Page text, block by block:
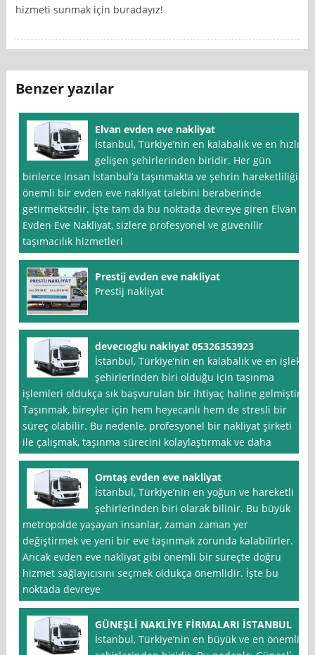
hizmeti sunmak için buradayız!
Benzer yazılar
Elvan evden eve nakliyat
İstanbul, Türkiye’nin en kalabalık ve en hızlı
gelişen şehirlerinden biridir. Her gün
binlerce insan İstanbul’a taşınmakta ve şehrin hareketliliği
önemli bir evden eve nakliyat talebini beraberinde
getirmektedir. İşte tam da bu noktada devreye giren Elvan
Evden Eve Nakliyat, sizlere profesyonel ve güvenilir
taşımacılık hizmetleri
Prestij evden eve nakliyat
Prestij nakliyat
devecıoglu naklıyat 05326353923
İstanbul, Türkiye’nin en kalabalık ve en işlek
şehirlerinden biri olduğu için taşınma
işlemleri oldukça sık başvurulan bir ihtiyaç haline gelmiştir.
Taşınmak, bireyler için hem heyecanlı hem de stresli bir
süreç olabilir. Bu nedenle, profesyonel bir nakliyat şirketi
ile çalışmak, taşınma sürecini kolaylaştırmak ve daha
Omtaş evden eve nakliyat
İstanbul, Türkiye’nin en yoğun ve hareketli
şehirlerinden biri olarak bilinir. Bu büyük
metropolde yaşayan insanlar, zaman zaman yer
değiştirmek ve yeni bir eve taşınmak zorunda kalabilirler.
Ancak evden eve nakliyat gibi önemli bir süreçte doğru
hizmet sağlayıcısını seçmek oldukça önemlidir. İşte bu
noktada devreye
GÜNEŞLİ NAKLİYE FİRMALARI İSTANBUL
İstanbul, Türkiye’nin en büyük ve en önemli